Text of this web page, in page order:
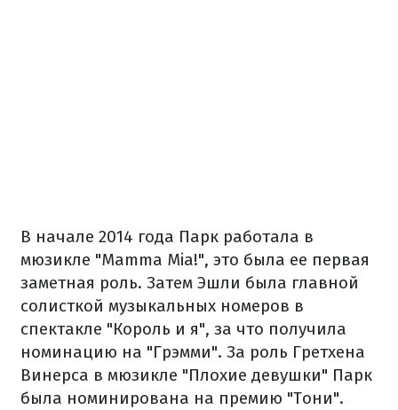
В начале 2014 года Парк работала в
мюзикле "Mamma Mia!", это была ее первая
заметная роль. Затем Эшли была главной
солисткой музыкальных номеров в
спектакле "Король и я", за что получила
номинацию на "Грэмми". За роль Гретхена
Винерса в мюзикле "Плохие девушки" Парк
была номинирована на премию "Тони".